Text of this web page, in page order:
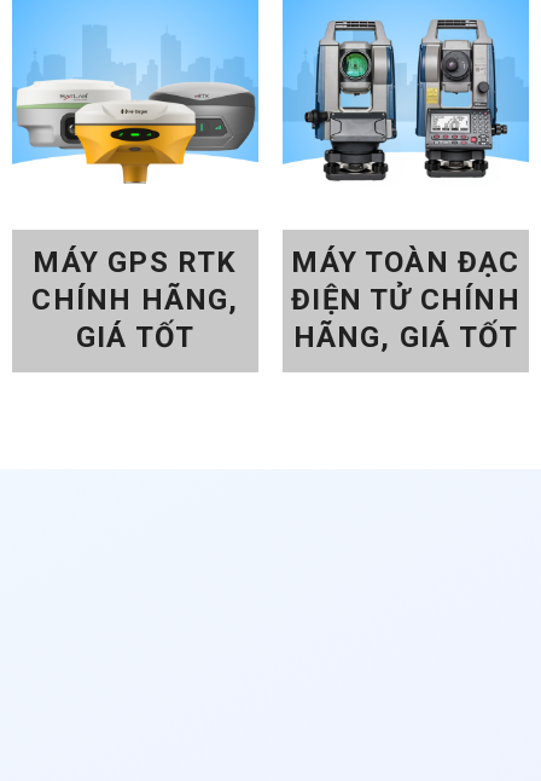
MÁY GPS RTK
CHÍNH HÃNG,
GIÁ TỐT
MÁY TOÀN ĐẠC
ĐIỆN TỬ CHÍNH
HÃNG, GIÁ TỐT